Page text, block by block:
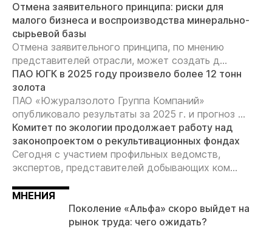
Отмена заявительного принципа: риски для
малого бизнеса и воспроизводства минерально-
сырьевой базы
Отмена заявительного принципа, по мнению
представителей отрасли, может создать д...
ПАО ЮГК в 2025 году произвело более 12 тонн
золота
ПАО «Южуралзолото Группа Компаний»
опубликовало результаты за 2025 г. и прогноз ...
Комитет по экологии продолжает работу над
законопроектом о рекультивационных фондах
Сегодня с участием профильных ведомств,
экспертов, представителей добывающих ком...
МНЕНИЯ
Поколение «Альфа» скоро выйдет на
рынок труда: чего ожидать?